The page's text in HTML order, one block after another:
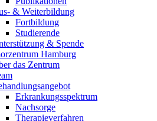
& Weiterbildung
Fortbildung
Studierende
& Spende
Hamburg
das Zentrum
Erkrankungsspektrum
Nachsorge
Therapieverfahren